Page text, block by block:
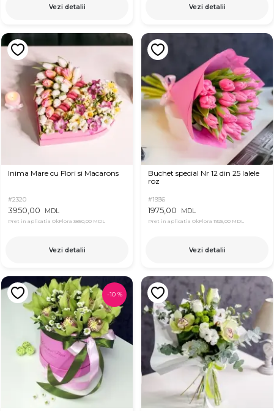
Vezi detalii Vezi detalii
Inima Mare cu Flori si Macarons
#2320
3950,00 MDL
Pret in aplicatia OkFlora 3850,00 MDL
Vezi detalii
Buchet special Nr 12 din 25 lalele
roz
#1936
1975,00 MDL
Pret in aplicatia OkFlora 1925,00 MDL
Vezi detalii
-10%